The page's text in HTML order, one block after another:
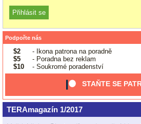
Podpořte nás
$2
- Ikona patrona na poradně
$5
- Poradna bez reklam
$10
- Soukromé poradenství
STAŇTE SE
TERAmagazín 1/2017